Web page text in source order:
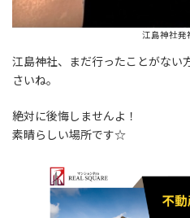
江島神社発
江島神社、まだ行ったことがない
さいね。
絶対に後悔しませんよ！
素晴らしい場所です☆